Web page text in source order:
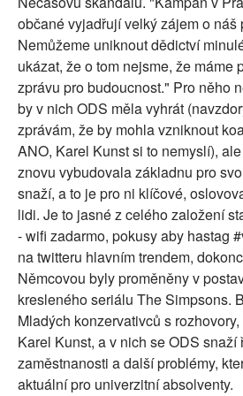
občané vyjadřují velký zájem o náš
Nemůžeme uniknout dědictví
ukázat, že o tom nejsme, že máme
zprávu pro budoucnost." Pro něho
by v nich ODS měla vyhrát
zprávám, že by mohla vzniknout
ANO, Karel Kunst si to nemyslí),
znovu vybudovala základnu pro
snaží, a to je pro ni klíčové,
lidi. Je to jasné z celého založení
- wifi zadarmo, pokusy aby hastag
na twitteru hlavním trendem,
Němcovou byly proměněny v
kresleného seriálu The Simpsons.
Mladých konzervativců s
Karel Kunst, a v nich se ODS snaží
zaměstnanosti a další problémy,
aktuální pro univerzitní absolventy.